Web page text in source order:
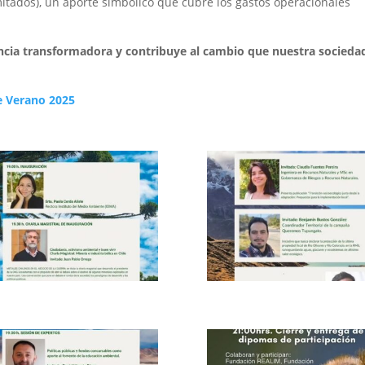
transformadora y contribuye al cambio que nuestra
Verano 2025